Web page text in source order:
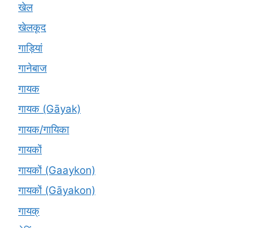
खेल
खेलकूद
गाड़ियां
गानेबाज
गायक
गायक (Gāyak)
गायक/गायिका
गायकों
गायकों (Gaaykon)
गायकों (Gāyakon)
गायक्